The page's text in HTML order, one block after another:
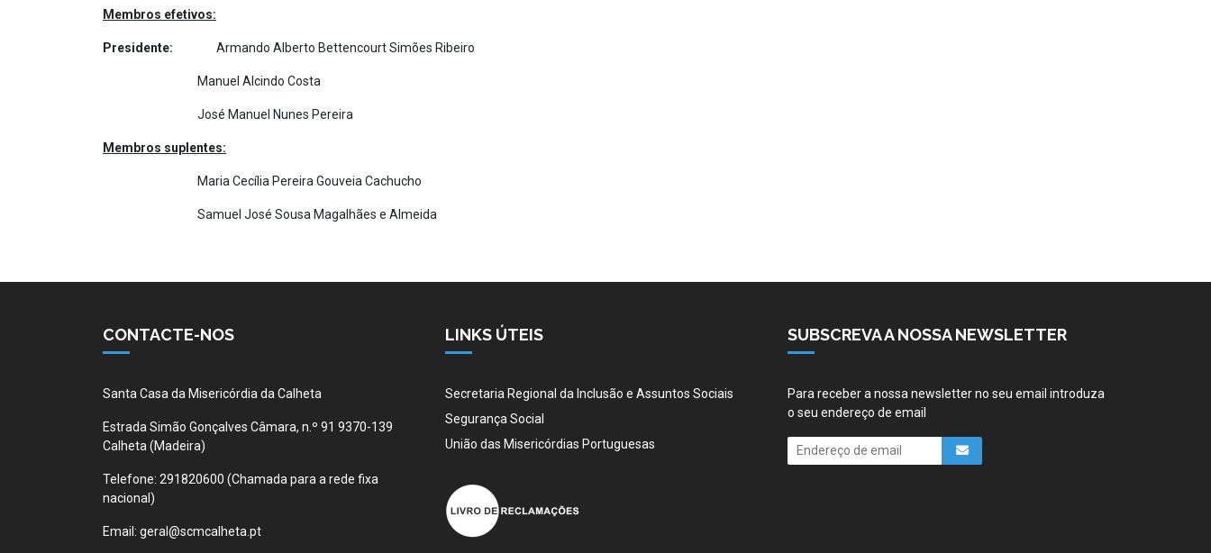
Membros efetivos:
Presidente: Armando Alberto Bettencourt Simões Ribeiro
Manuel Alcindo Costa
José Manuel Nunes Pereira
Membros suplentes:
Maria Cecília Pereira Gouveia Cachucho
Samuel José Sousa Magalhães e Almeida
CONTACTE-NOS
Santa Casa da Misericórdia da Calheta
Estrada Simão Gonçalves Câmara, n.º 91 9370-139
Calheta (Madeira)
Telefone: 291820600 (Chamada para a rede fixa
nacional)
Email: geral@scmcalheta.pt
LINKS ÚTEIS
Secretaria Regional da Inclusão e Assuntos Sociais
Segurança Social
União das Misericórdias Portuguesas
SUBSCREVA A NOSSA NEWSLETTER
Para receber a nossa newsletter no seu email introduza
o seu endereço de email